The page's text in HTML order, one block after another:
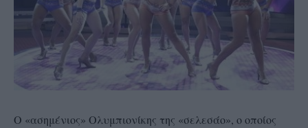
Ο «ασημένιος» Ολυμπιονίκης της «σελεσάο», ο οποίος